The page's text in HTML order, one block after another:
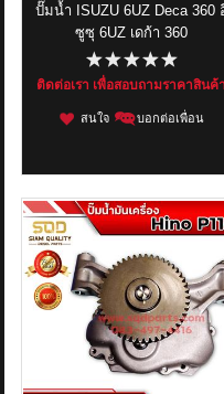
ปั๊มน้ำ ISUZU 6UZ Deca 360
ซูซุ 6UZ เดก้า 360
ติดต่อเรา เพื่อสอบถามราคาสินค้า
สนใจ บอกต่อเพื่อน